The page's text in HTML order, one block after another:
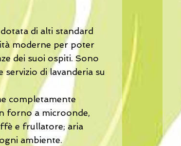
di alti standard
moderne per poter
dei suoi ospiti. Sono
servizio di lavanderia su
completamente
forno a microonde,
e frullatore; aria
ambiente.